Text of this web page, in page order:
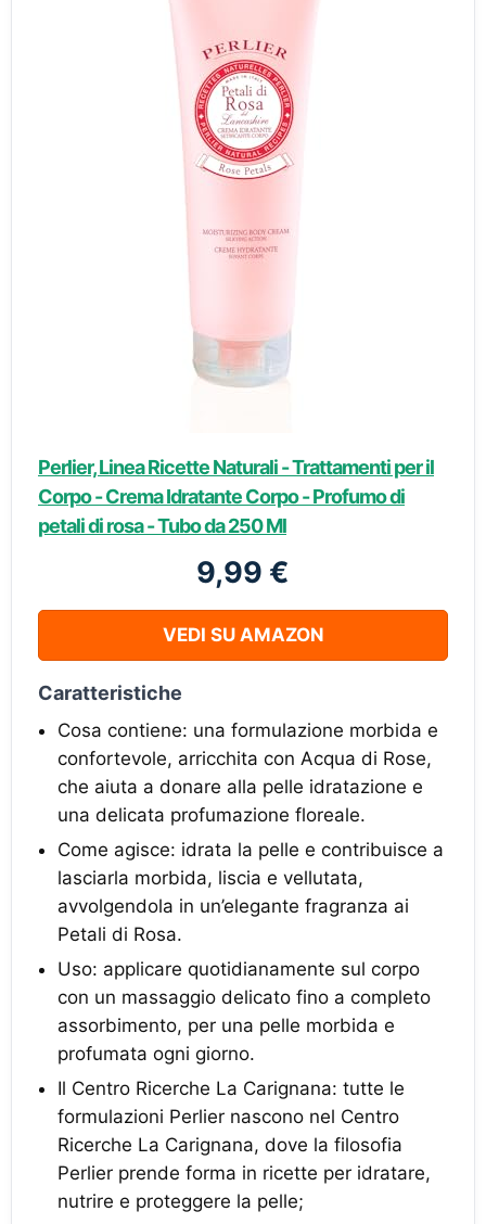
Perlier, Linea Ricette Naturali - Trattamenti per il
Corpo - Crema Idratante Corpo - Profumo di
petali di rosa - Tubo da 250 Ml
9,99 €
VEDI SU AMAZON
Caratteristiche
Cosa contiene: una formulazione morbida e
confortevole, arricchita con Acqua di Rose,
che aiuta a donare alla pelle idratazione e
una delicata profumazione floreale.
Come agisce: idrata la pelle e contribuisce a
lasciarla morbida, liscia e vellutata,
avvolgendola in un’elegante fragranza ai
Petali di Rosa.
Uso: applicare quotidianamente sul corpo
con un massaggio delicato fino a completo
assorbimento, per una pelle morbida e
profumata ogni giorno.
Il Centro Ricerche La Carignana: tutte le
formulazioni Perlier nascono nel Centro
Ricerche La Carignana, dove la filosofia
Perlier prende forma in ricette per idratare,
nutrire e proteggere la pelle;